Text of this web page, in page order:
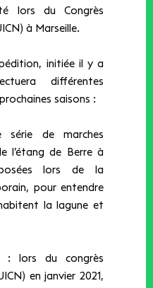
lors du Congrès
à Marseille.
initiée il y a
différentes
saisons :
série de marches
l’étang de Berre à
lors de la
pour entendre
la lagune et
: lors du congrès
en janvier 2021,